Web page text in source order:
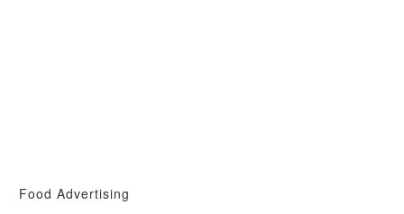
Food Advertising